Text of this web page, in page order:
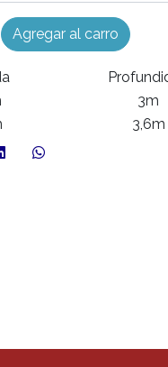
Agregar al carro
3m
3,6m